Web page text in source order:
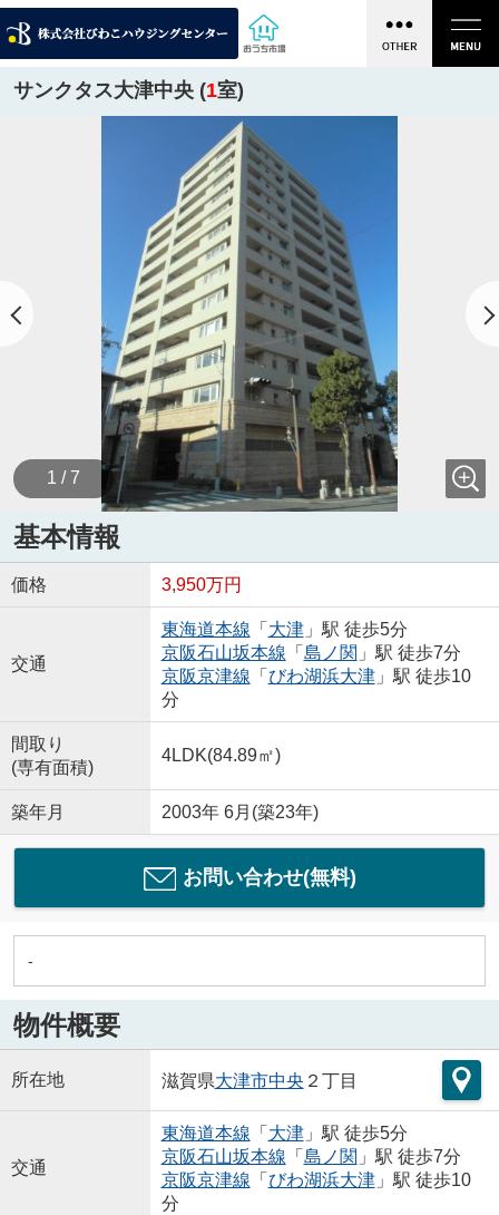
サンクタス大津中央 (1室)
1 / 7
基本情報
価格 3,950万円
交通
東海道本線 「 大津」駅 徒歩5分
京阪石山坂本線 「 島ノ関 」駅 徒歩7分
京阪京津線 「 びわ湖浜大津」駅 徒歩10
分
間取り
(専有面積)
4LDK(84.89㎡)
築年月 2003年 6月(築23年)
お問い合わせ(無料)
-
物件概要
所在地 滋賀県大津市中央 ２丁目
交通
東海道本線 「 大津」駅 徒歩5分
京阪石山坂本線 「 島ノ関 」駅 徒歩7分
京阪京津線 「 びわ湖浜大津」駅 徒歩10
分